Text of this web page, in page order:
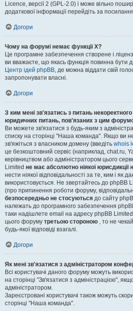
Licence, версії 2 (GPL-2.0) і може вільно
додаткової інформації перейдіть за
Догори
Чому на форумі немає функції X?
Це програмне забезпечення створене і
ви вважаєте, що якась функція повинна бути
Центр ідей phpBB, де можна віддати свій
запропонувати власні.
Догори
З ким мені зв'язатись з питань
юридичних питань, пов'язаних з цим
Ви можете зв'язатися з будь-яким з
списку на сторінці "Наша команда". Якщо ви
зв'яжіться з власником домену (введіть whois
це безкоштовний сервіс (наприклад, chat.ru,
керівництвом або адміністратором цього
Limited не має абсолютно ніякої
нести ніякої відповідальності за те, ким і як
використовується. Не звертайтесь до phpBB
(про припинення роботи форуму,
безпосередньо не стосуються до сайту
належать до програмного забезпечення
таки надішлете email на адресу phpBB
цього форуму третьою стороною , то не
будь-якої відповіді взагалі.
Догори
Як мені зв'язатися з адміністратором
Всі користувачі даного форуму можуть
на сторінці "Зв'язатися з адміністрацією",
адміністратором.
Зареєстровані користувачі також можуть
сторінці "Наша команда".